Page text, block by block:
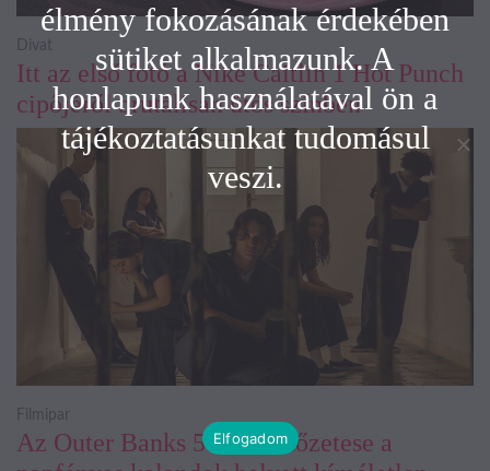
Itt az első fotó a Nike Caitlin 1 Hot Punch
cipőjéről brutálisan ütős színben
Divat
Az Outer Banks 5. évad előzetese a
Filmipar
élmény fokozásának érdekében
sütiket alkalmazunk. A
honlapunk használatával ön a
tájékoztatásunkat tudomásul
veszi.
Elfogadom